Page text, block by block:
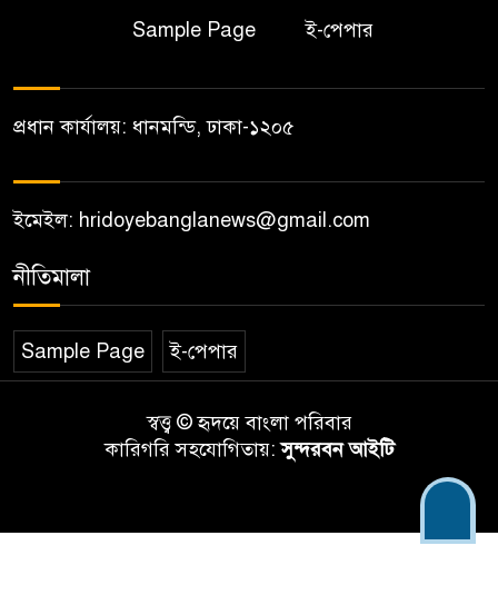
Sample Page ই-পেপার
প্রধান কার্যালয়: ধানমন্ডি, ঢাকা-১২০৫
ইমেইল: hridoyebanglanews@gmail.com
নীতিমালা
Sample Page ই-পেপার
স্বত্ত্ব © হৃদয়ে বাংলা পরিবার
কারিগরি সহযোগিতায়:সুন্দরবন আইটি